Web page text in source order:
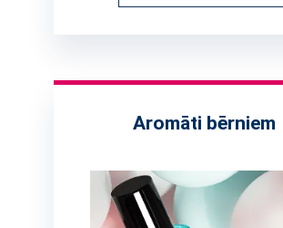
Aromāti bērniem